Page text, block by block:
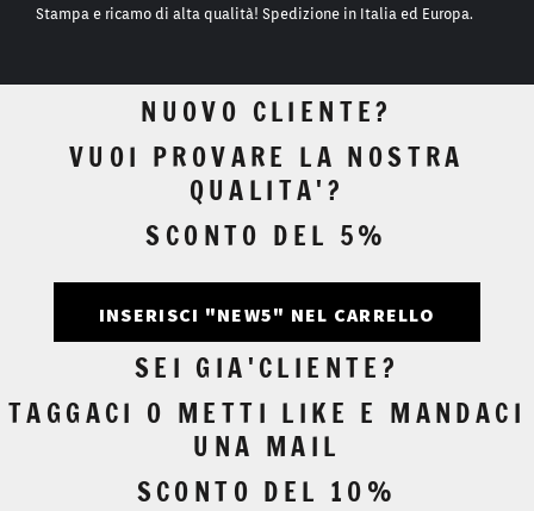
Stampa e ricamo di alta qualità! Spedizione in Italia ed Europa.
NUOVO CLIENTE?
VUOI PROVARE LA NOSTRA
QUALITA'?
SCONTO DEL 5%
INSERISCI "NEW5" NEL CARRELLO
SEI GIA'CLIENTE?
TAGGACI O METTI LIKE E MANDACI
UNA MAIL
SCONTO DEL 10%